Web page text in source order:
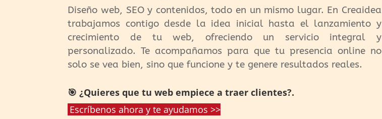
Diseño web, SEO y contenidos, todo en un mismo lugar. En Creaidea
trabajamos contigo desde la idea inicial hasta el lanzamiento y
crecimiento de tu web, ofreciendo un servicio integral y
personalizado. Te acompañamos para que tu presencia online no
solo se vea bien, sino que funcione y te genere resultados reales.
🎯 ¿Quieres que tu web empiece a traer clientes?.
Escríbenos ahora y te ayudamos >>